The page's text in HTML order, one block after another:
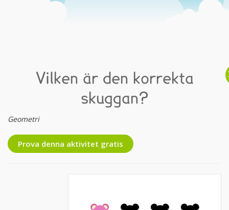
Vilken är den korrekta
skuggan?
Geometri
Prova denna aktivitet gratis